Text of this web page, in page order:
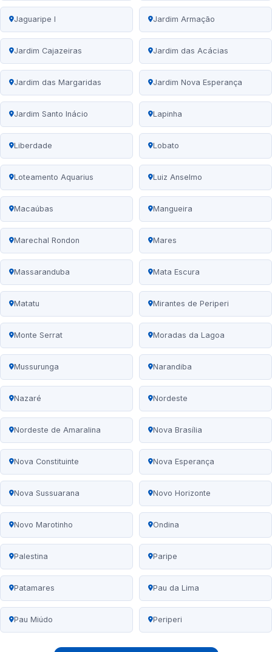
Jaguaripe I Jardim Armação
Jardim Cajazeiras Jardim das Acácias
Jardim das Margaridas Jardim Nova Esperança
Jardim Santo Inácio Lapinha
Liberdade Lobato
Loteamento Aquarius Luiz Anselmo
Macaúbas Mangueira
Marechal Rondon Mares
Massaranduba Mata Escura
Matatu Mirantes de Periperi
Monte Serrat Moradas da Lagoa
Mussurunga Narandiba
Nazaré Nordeste
Nordeste de Amaralina Nova Brasília
Nova Constituinte Nova Esperança
Nova Sussuarana Novo Horizonte
Novo Marotinho Ondina
Palestina Paripe
Patamares Pau da Lima
Pau Miúdo Periperi